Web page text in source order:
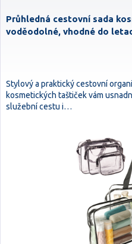
Průhledná cestovní sada
voděodolné, vhodné do
Stylový a praktický cestovní
kosmetických taštiček vám
služební cestu i…